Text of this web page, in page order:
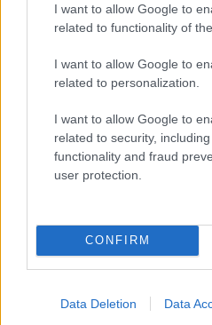
I want to allow Google to
related to functionality of
I want to allow Google to
related to personalization.
I want to allow Google to
related to security,
functionality and fraud
user protection.
CONFIRM
Data Deletion Data
Toimiala:
Kumppanin tuki:
Verkkosivut
Sähköposti